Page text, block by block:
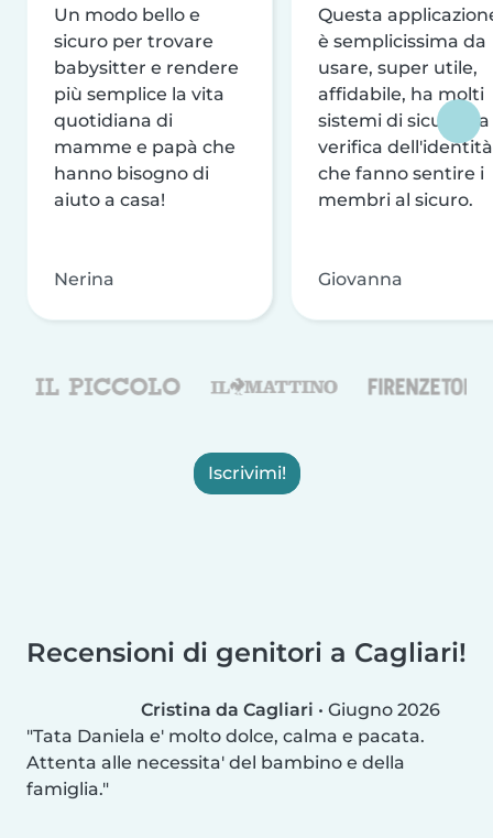
Un modo bello e
sicuro per trovare
babysitter e rendere
più semplice la vita
quotidiana di
mamme e papà che
hanno bisogno di
aiuto a casa!
Nerina
Questa
è semplicissima da
usare, super utile,
affidabile, ha molti
sistemi di sicurezza
verifica dell'identità
che fanno sentire i
membri al sicuro.
Giovanna
Iscrivimi!
Recensioni di genitori a Cagliari!
Cristina da Cagliari • Giugno 2026
Tata Daniela e' molto dolce, calma e pacata.
Attenta alle necessita' del bambino e della
famiglia.